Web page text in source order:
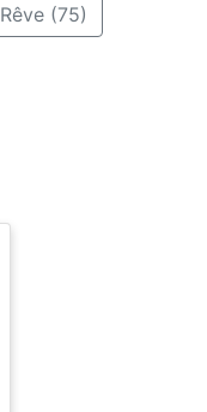
Rêve (75)